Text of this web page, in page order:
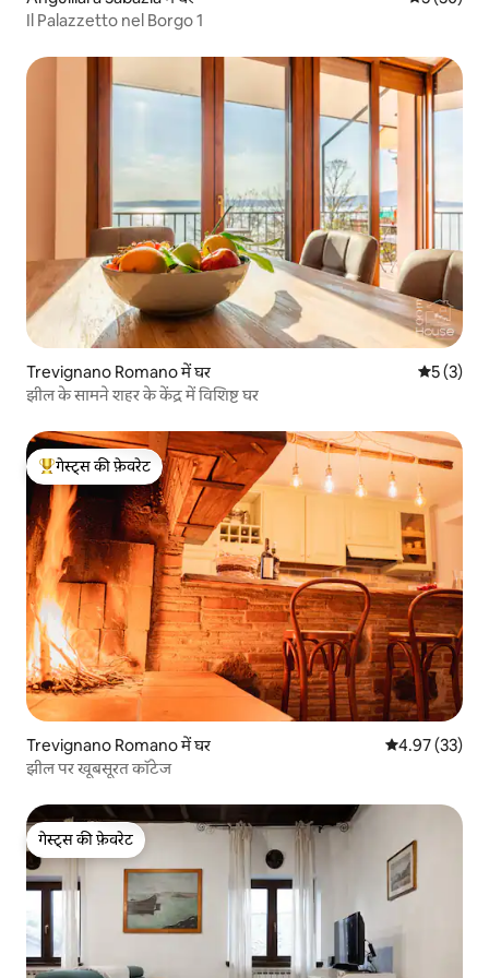
Il Palazzetto nel Borgo 1
Trevignano Romano में घर औसत रेटिंग
5 (3)
झील के सामने शहर के केंद्र में विशिष्ट घर
गेस्ट्स का टॉप फ़ेवरेट
गेस्ट्स की फ़ेवरेट
Trevignano Romano में घर औसत रेटिंग 5 में
4.97 (33)
झील पर खूबसूरत कॉटेज
गेस्ट्स की फ़ेवरेट
गेस्ट्स की फ़ेवरेट